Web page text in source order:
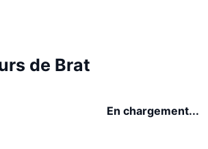
de Brat
En chargement...